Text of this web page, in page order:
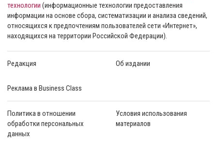
технологии (информационные технологии предоставления
информации на основе сбора, систематизации и анализа сведений,
относящихся к предпочтениям пользователей сети «Интернет»,
находящихся на территории Российской Федерации).
Редакция Об издании
Реклама в Business Class
Политика в отношении
обработки персональных
данных
Условия использования
материалов